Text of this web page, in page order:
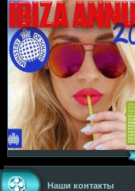
Наши контакты